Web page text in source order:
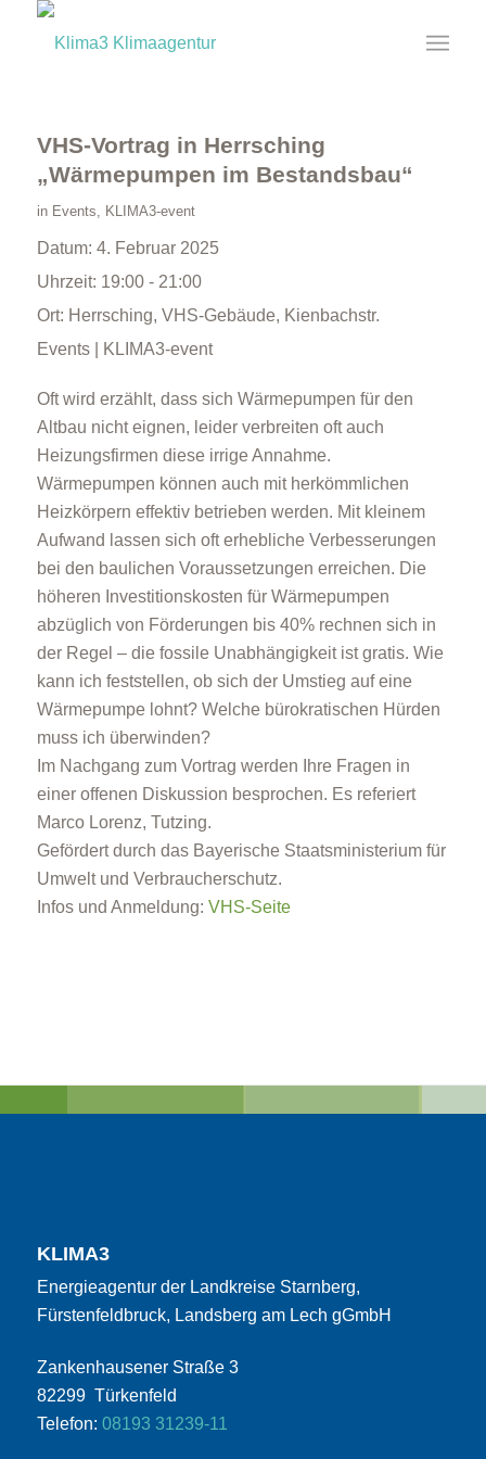
VHS-Vortrag in Herrsching
„Wärmepumpen im Bestandsbau“
in Events, KLIMA3-event
Datum: 4. Februar 2025
Uhrzeit: 19:00 - 21:00
Ort: Herrsching, VHS-Gebäude, Kienbachstr.
Events | KLIMA3-event
Oft wird erzählt, dass sich Wärmepumpen für den
Altbau nicht eignen, leider verbreiten oft auch
Heizungsfirmen diese irrige Annahme.
Wärmepumpen können auch mit herkömmlichen
Heizkörpern effektiv betrieben werden. Mit kleinem
Aufwand lassen sich oft erhebliche Verbesserungen
bei den baulichen Voraussetzungen erreichen. Die
höheren Investitionskosten für Wärmepumpen
abzüglich von Förderungen bis 40% rechnen sich in
der Regel – die fossile Unabhängigkeit ist gratis. Wie
kann ich feststellen, ob sich der Umstieg auf eine
Wärmepumpe lohnt? Welche bürokratischen Hürden
muss ich überwinden?
Im Nachgang zum Vortrag werden Ihre Fragen in
einer offenen Diskussion besprochen. Es referiert
Marco Lorenz, Tutzing.
Gefördert durch das Bayerische Staatsministerium für
Umwelt und Verbraucherschutz.
Infos und Anmeldung: VHS-Seite
KLIMA3
Energieagentur der Landkreise Starnberg,
Fürstenfeldbruck, Landsberg am Lech gGmbH
Zankenhausener Straße 3
82299 Türkenfeld
Telefon: 08193 31239-11